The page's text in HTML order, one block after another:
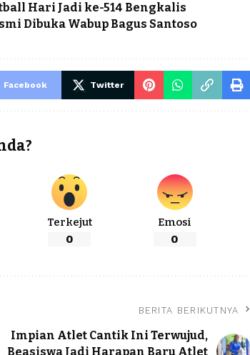
Hari Jadi ke-514 Bengkalis
Dibuka Wabup Bagus Santoso
Facebook Twitter
Terkejut
0
Emosi
0
BERITA BERIKUTNYA
Impian Atlet Cantik Ini Terwujud,
Beasiswa Jadi Harapan Baru Atlet